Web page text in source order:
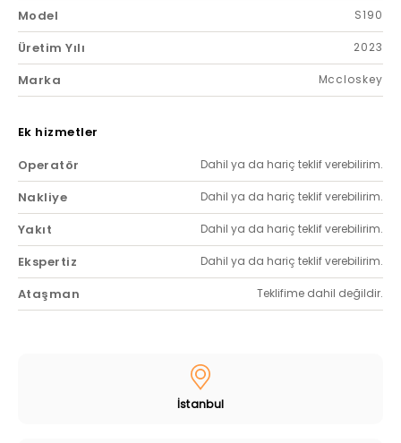
Model S190
Üretim Yılı 2023
Marka Mccloskey
Ek hizmetler
Operatör
Dahil ya da hariç teklif verebilirim.
Nakliye Dahil ya da hariç teklif verebilirim.
Yakıt Dahil ya da hariç teklif verebilirim.
Ekspertiz Dahil ya da hariç teklif verebilirim.
Ataşman Teklifime dahil değildir.
İstanbul